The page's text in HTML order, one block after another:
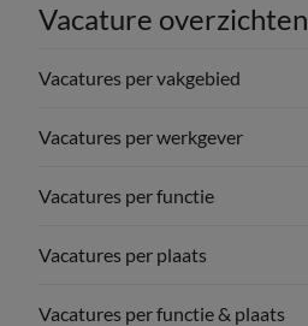
Vacature overzichten
Vacatures per vakgebied
Vacatures per werkgever
Vacatures per functie
Vacatures per plaats
Vacatures per functie & plaats